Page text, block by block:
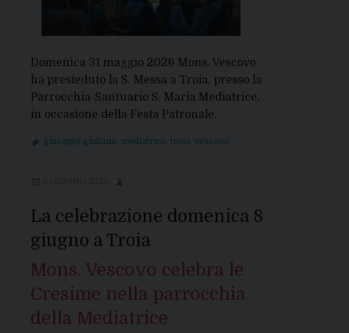
Domenica 31 maggio 2026 Mons. Vescovo
ha presieduto la S. Messa a Troia, presso la
Parrocchia-Santuario S. Maria Mediatrice,
in occasione della Festa Patronale.
giuseppe giuliano mediatrice troia, vescovo
La celebrazione domenica 8
giugno a Troia
Mons. Vescovo celebra le
Cresime nella parrocchia
della Mediatrice